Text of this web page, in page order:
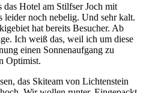
Hotel am Stilfser Joch mit
leider noch nebelig. Und sehr kalt.
hat bereits Besucher. Ab
Ich weiß das, weil ich um diese
einen Sonnenaufgang zu
Optimist.
das Skiteam von Lichtenstein